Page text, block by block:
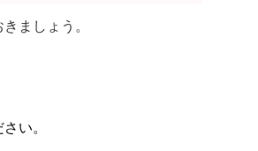
ましょう。
い。